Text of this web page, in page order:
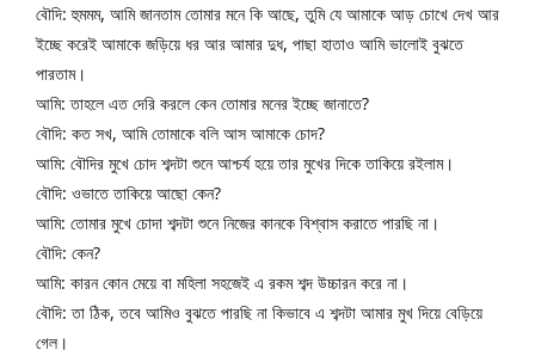
বৌদি: হুমমম, আমি জানতাম তোমার মনে কি আছে, তুমি যে আমাকে আড় চোখে দেখ আর
ইচ্ছে করেই আমাকে জড়িয়ে ধর আর আমার দুধ, পাছা হাতাও আমি ভালোই বুঝতে
পারতাম।
আমি: তাহলে এত দেরি করলে কেন তোমার মনের ইচ্ছে জানাতে?
বৌদি: কত সখ, আমি তোমাকে বলি আস আমাকে চোদ?
আমি: বৌদির মুখে চোদ শব্দটা শুনে আশ্চর্য হয়ে তার মুখের দিকে তাকিয়ে রইলাম।
বৌদি: ওভাতে তাকিয়ে আছো কেন?
আমি: তোমার মুখে চোদা শব্দটা শুনে নিজের কানকে বিশ্বাস করাতে পারছি না।
বৌদি: কেন?
আমি: কারন কোন মেয়ে বা মহিলা সহজেই এ রকম শব্দ উচ্চারন করে না।
বৌদি: তা ঠিক, তবে আমিও বুঝতে পারছি না কিভাবে এ শব্দটা আমার মুখ দিয়ে বেড়িয়ে
গেল।